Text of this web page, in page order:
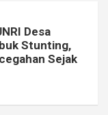
Desa
Stunting,
Sejak